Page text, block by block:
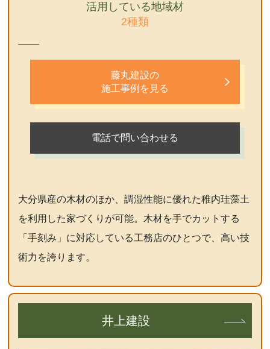
活用している地域材
2種類
藤丸建設の
施工事例を見る
電話で問い合わせる
大分県産の木材のほか、調湿性能に優れた稚内珪藻土
を利用した家づくりが可能。木材を手でカットする
「手刻み」に対応している工務店のひとつで、高い技
術力を誇ります。
井上建設